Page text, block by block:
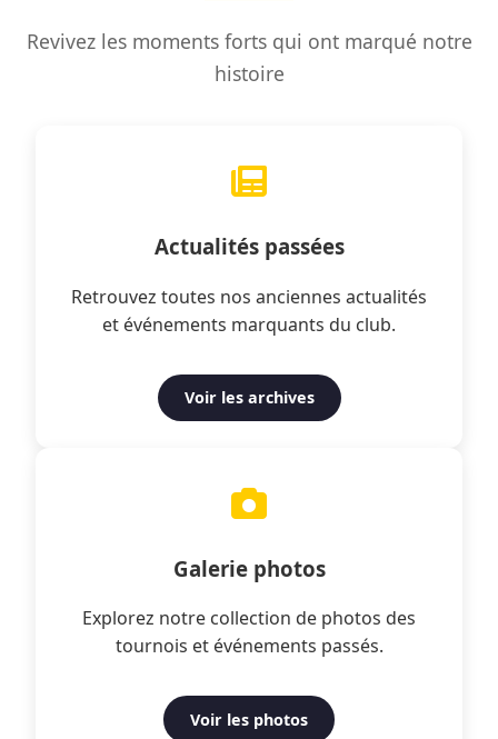
Revivez les moments forts qui ont marqué notre
histoire
Actualités passées
Retrouvez toutes nos anciennes actualités
et événements marquants du club.
Voir les archives
Galerie photos
Explorez notre collection de photos des
tournois et événements passés.
Voir les photos